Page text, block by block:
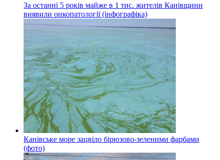
За останні 5 років майже в 1 тис. жителів Канівщини
виявили онкопатології (інфографіка)
Канівське море зацвіло бірюзово-зеленими фарбами
(фото)